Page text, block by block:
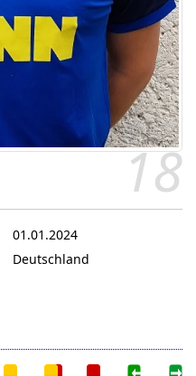
18
01.01.2024
Deutschland